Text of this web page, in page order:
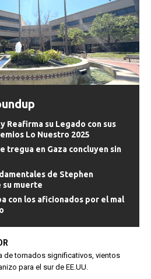
Reafirma su Legado con sus
Lo Nuestro 2025
tregua en Gaza concluyen sin
de Stephen
su muerte
con los aficionados por el mal
de tornados significativos, vientos
para el sur de EE.UU.